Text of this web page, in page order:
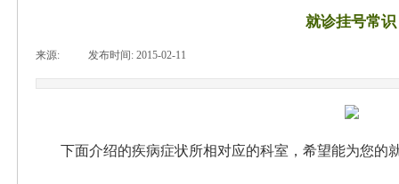
就诊挂号常识
来源: 发布时间: 2015-02-11
下面介绍的疾病症状所相对应的科室，希望能为您的